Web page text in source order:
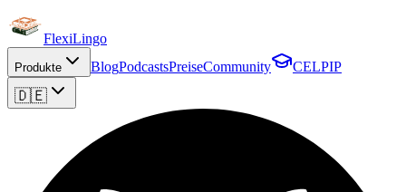
FlexiLingo
Produkte BlogPodcastsPreiseCommunity CELPIP
🇩🇪